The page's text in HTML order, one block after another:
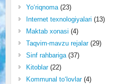
Yo‘riqnoma(23)
Internet texnologiyalari (13)
Maktab xonasi (4)
Taqvim-mavzu rejalar(29)
Sinf rahbariga(37)
Kitoblar(22)
Kommunal to‘lovlar(4)